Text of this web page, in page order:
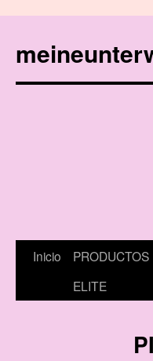
Saltar
Inicio
PRODUCTOS
ELITE